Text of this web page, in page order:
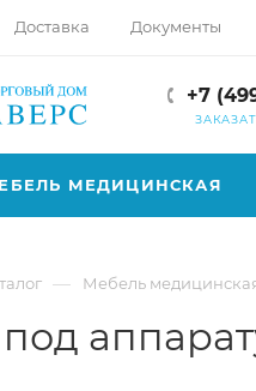
Доставка Документы
+7
МЕДИЦИНСКАЯ
— Мебель